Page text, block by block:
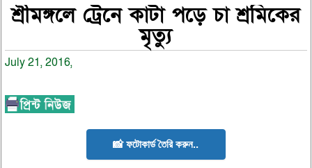
শ্রীমঙ্গলে ট্রেনে কাটা পড়ে চা শ্রমিকের
মৃত্যু
July 21, 2016,
📸 ফটোকার্ড তৈরি করুন..